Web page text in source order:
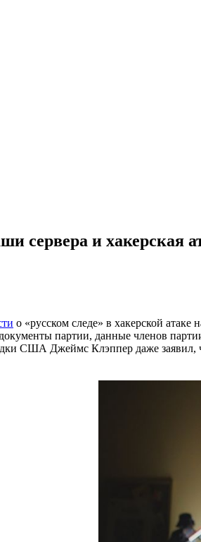
сервера и хакерская
о «русском следе» в хакерской
партии, данные членов
США Джеймс Клэппер даже заявил,